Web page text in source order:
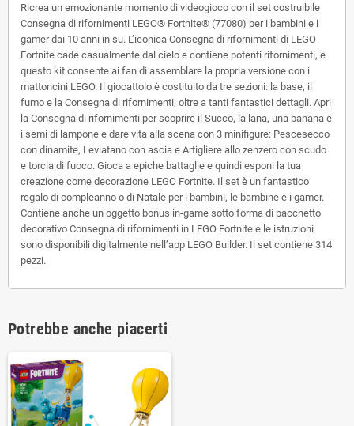
Ricrea un emozionante momento di videogioco con il set costruibile
Consegna di rifornimenti LEGO® Fortnite® (77080) per i bambini e i
gamer dai 10 anni in su. L’iconica Consegna di rifornimenti di LEGO
Fortnite cade casualmente dal cielo e contiene potenti rifornimenti, e
questo kit consente ai fan di assemblare la propria versione con i
mattoncini LEGO. Il giocattolo è costituito da tre sezioni: la base, il
fumo e la Consegna di rifornimenti, oltre a tanti fantastici dettagli. Apri
la Consegna di rifornimenti per scoprire il Succo, la lana, una banana e
i semi di lampone e dare vita alla scena con 3 minifigure: Pescesecco
con dinamite, Leviatano con ascia e Artigliere allo zenzero con scudo
e torcia di fuoco. Gioca a epiche battaglie e quindi esponi la tua
creazione come decorazione LEGO Fortnite. Il set è un fantastico
regalo di compleanno o di Natale per i bambini, le bambine e i gamer.
Contiene anche un oggetto bonus in-game sotto forma di pacchetto
decorativo Consegna di rifornimenti in LEGO Fortnite e le istruzioni
sono disponibili digitalmente nell’app LEGO Builder. Il set contiene 314
pezzi.
Potrebbe anche piacerti